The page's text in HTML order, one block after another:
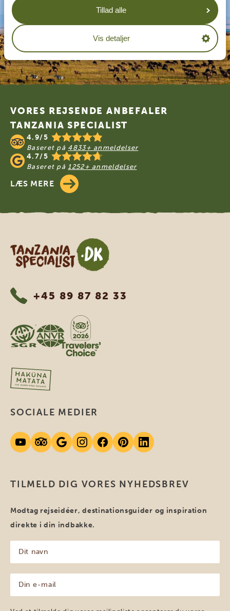
Tillad alle
Vis detaljer
Footer
VORES REJSENDE ANBEFALER
TANZANIA SPECIALIST
4.9/5
Baseret på 4833+ anmeldelser
4.7/5
Baseret på 1252+ anmeldelser
LÆS MERE
Tanzania Specialist
+45 89 87 82 33
TILMELD DIG VORES NYHEDSBREV
Modtag rejseidéer, destinationsguider og inspiration
direkte i din indbakke.
navn
(Påkrævet)
mail
(Påkrævet)
SOCIALE MEDIER